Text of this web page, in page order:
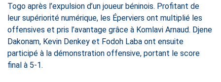
Togo après l’expulsion d’un joueur béninois. Profitant de
leur supériorité numérique, les Éperviers ont multiplié les
offensives et pris l’avantage grâce à Komlavi Arnaud. Djene
Dakonam, Kevin Denkey et Fodoh Laba ont ensuite
participé à la démonstration offensive, portant le score
final à 5-1.